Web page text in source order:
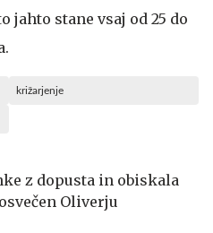
jahto stane vsaj od 25 do
križarjenje
z dopusta in obiskala
Oliverju